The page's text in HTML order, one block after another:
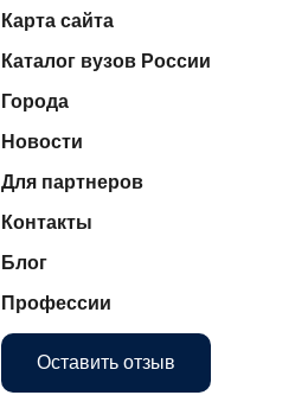
Карта сайта
Каталог вузов России
Города
Новости
Для партнеров
Контакты
Блог
Профессии
Оставить отзыв